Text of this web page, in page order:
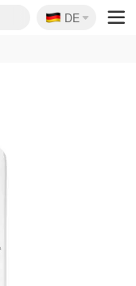
🇩🇪
DE